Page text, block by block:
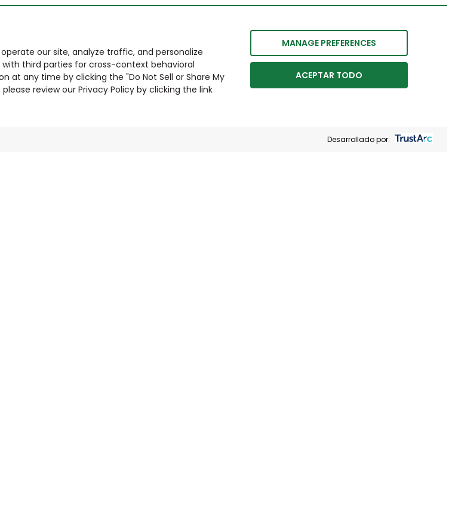
our site, analyze traffic, and personalize
third parties for cross-context behavioral
at any time by clicking the "Do Not Sell or Share My
review our Privacy Policy by clicking the link
MANAGE PREFERENCES
ACEPTAR TODO
Desarrollado por: